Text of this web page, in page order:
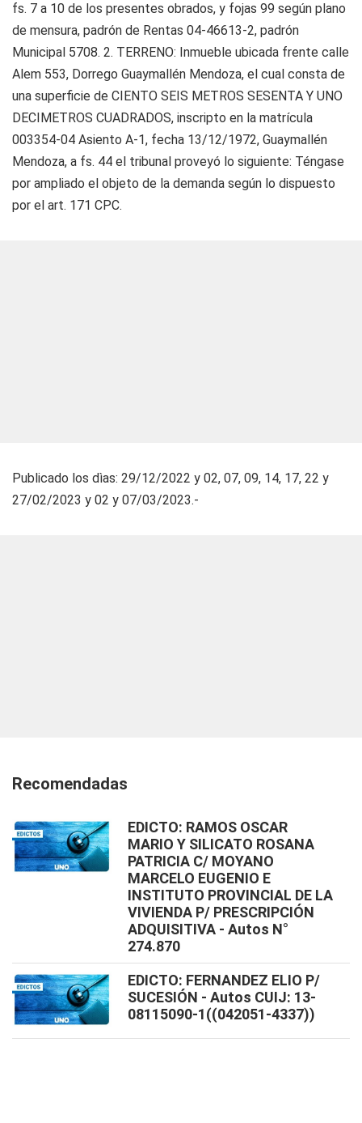
fs. 7 a 10 de los presentes obrados, y fojas 99 según plano
de mensura, padrón de Rentas 04-46613-2, padrón
Municipal 5708. 2. TERRENO: Inmueble ubicada frente calle
Alem 553, Dorrego Guaymallén Mendoza, el cual consta de
una superficie de CIENTO SEIS METROS SESENTA Y UNO
DECIMETROS CUADRADOS, inscripto en la matrícula
003354-04 Asiento A-1, fecha 13/12/1972, Guaymallén
Mendoza, a fs. 44 el tribunal proveyó lo siguiente: Téngase
por ampliado el objeto de la demanda según lo dispuesto
por el art. 171 CPC.
Publicado los dìas: 29/12/2022 y 02, 07, 09, 14, 17, 22 y
27/02/2023 y 02 y 07/03/2023.-
Recomendadas
EDICTO: RAMOS OSCAR
MARIO Y SILICATO ROSANA
PATRICIA C/ MOYANO
MARCELO EUGENIO E
INSTITUTO PROVINCIAL DE LA
VIVIENDA P/ PRESCRIPCIÓN
ADQUISITIVA - Autos N°
274.870
EDICTO: FERNANDEZ ELIO P/
SUCESIÓN - Autos CUIJ: 13-
08115090-1((042051-4337))